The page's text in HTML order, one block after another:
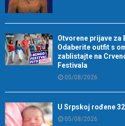
Otvorene prijave za
Odaberite outfit s
zablistajte na
Festivala
05/08/2026
U Srpskoj rođene
05/08/2026